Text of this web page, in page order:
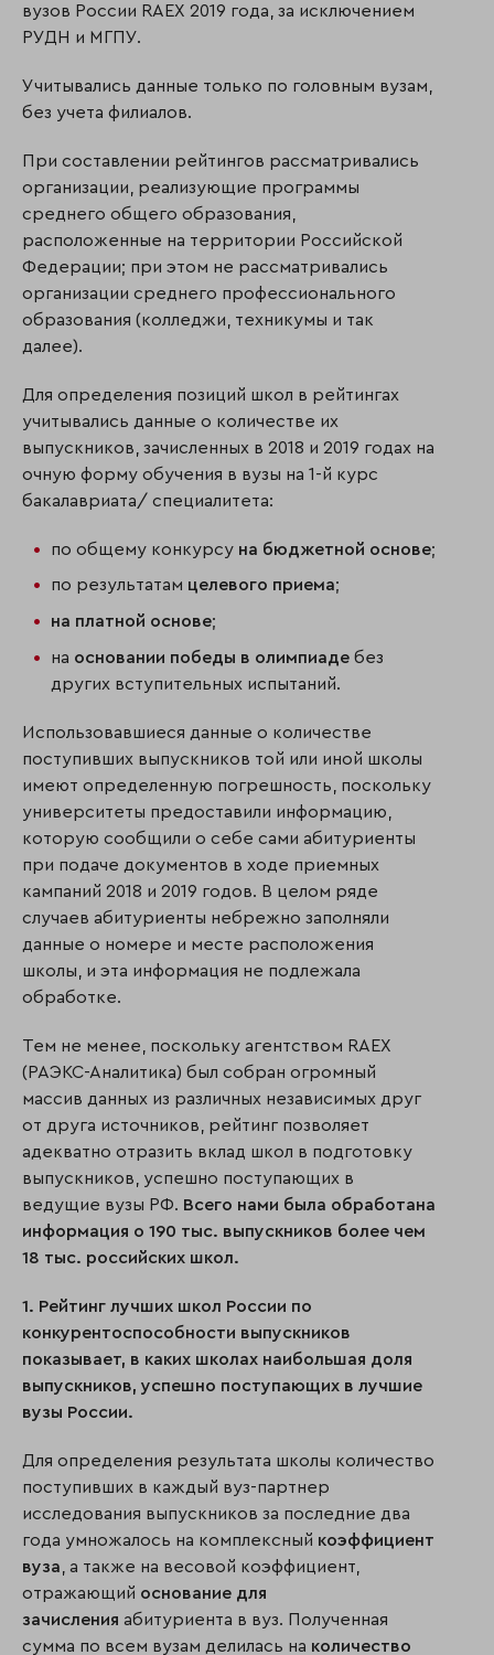
вузов России RAEX 2019 года, за исключением
РУДН и МГПУ.
Учитывались данные только по головным вузам,
без учета филиалов.
При составлении рейтингов рассматривались
организации, реализующие программы
среднего общего образования,
расположенные на территории Российской
Федерации; при этом не рассматривались
организации среднего профессионального
образования (колледжи, техникумы и так
далее).
Для определения позиций школ в рейтингах
учитывались данные о количестве их
выпускников, зачисленных в 2018 и 2019 годах на
очную форму обучения в вузы на 1-й курс
бакалавриата/ специалитета:
по общему конкурсу на бюджетной основе;
по результатам целевого приема;
на платной основе;
на основании победы в олимпиаде без
других вступительных испытаний.
Использовавшиеся данные о количестве
поступивших выпускников той или иной школы
имеют определенную погрешность, поскольку
университеты предоставили информацию,
которую сообщили о себе сами абитуриенты
при подаче документов в ходе приемных
кампаний 2018 и 2019 годов. В целом ряде
случаев абитуриенты небрежно заполняли
данные о номере и месте расположения
школы, и эта информация не подлежала
обработке.
Тем не менее, поскольку агентством RAEX
(РАЭКС-Аналитика) был собран огромный
массив данных из различных независимых друг
от друга источников, рейтинг позволяет
адекватно отразить вклад школ в подготовку
выпускников, успешно поступающих в
ведущие вузы РФ. Всего нами была обработана
информация о 190 тыс. выпускников более чем
18 тыс. российских школ.
1. Рейтинг лучших школ России по
конкурентоспособности выпускников
показывает, в каких школах наибольшая доля
выпускников, успешно поступающих в лучшие
вузы России.
Для определения результата школы количество
поступивших в каждый вуз-партнер
исследования выпускников за последние два
года умножалось на комплексный коэффициент
вуза , а также на весовой коэффициент,
отражающий основание для
зачисления абитуриента в вуз. Полученная
сумма по всем вузам делилась на количество